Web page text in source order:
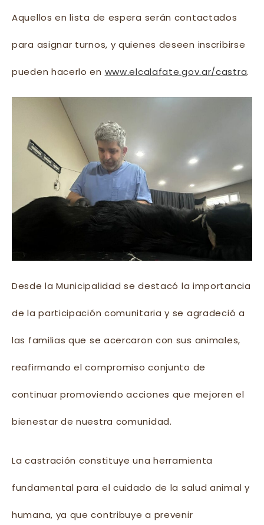
Aquellos en lista de espera serán contactados
para asignar turnos, y quienes deseen inscribirse
pueden hacerlo en www.elcalafate.gov.ar/castra.
Desde la Municipalidad se destacó la importancia
de la participación comunitaria y se agradeció a
las familias que se acercaron con sus animales,
reafirmando el compromiso conjunto de
continuar promoviendo acciones que mejoren el
bienestar de nuestra comunidad.
La castración constituye una herramienta
fundamental para el cuidado de la salud animal y
humana, ya que contribuye a prevenir